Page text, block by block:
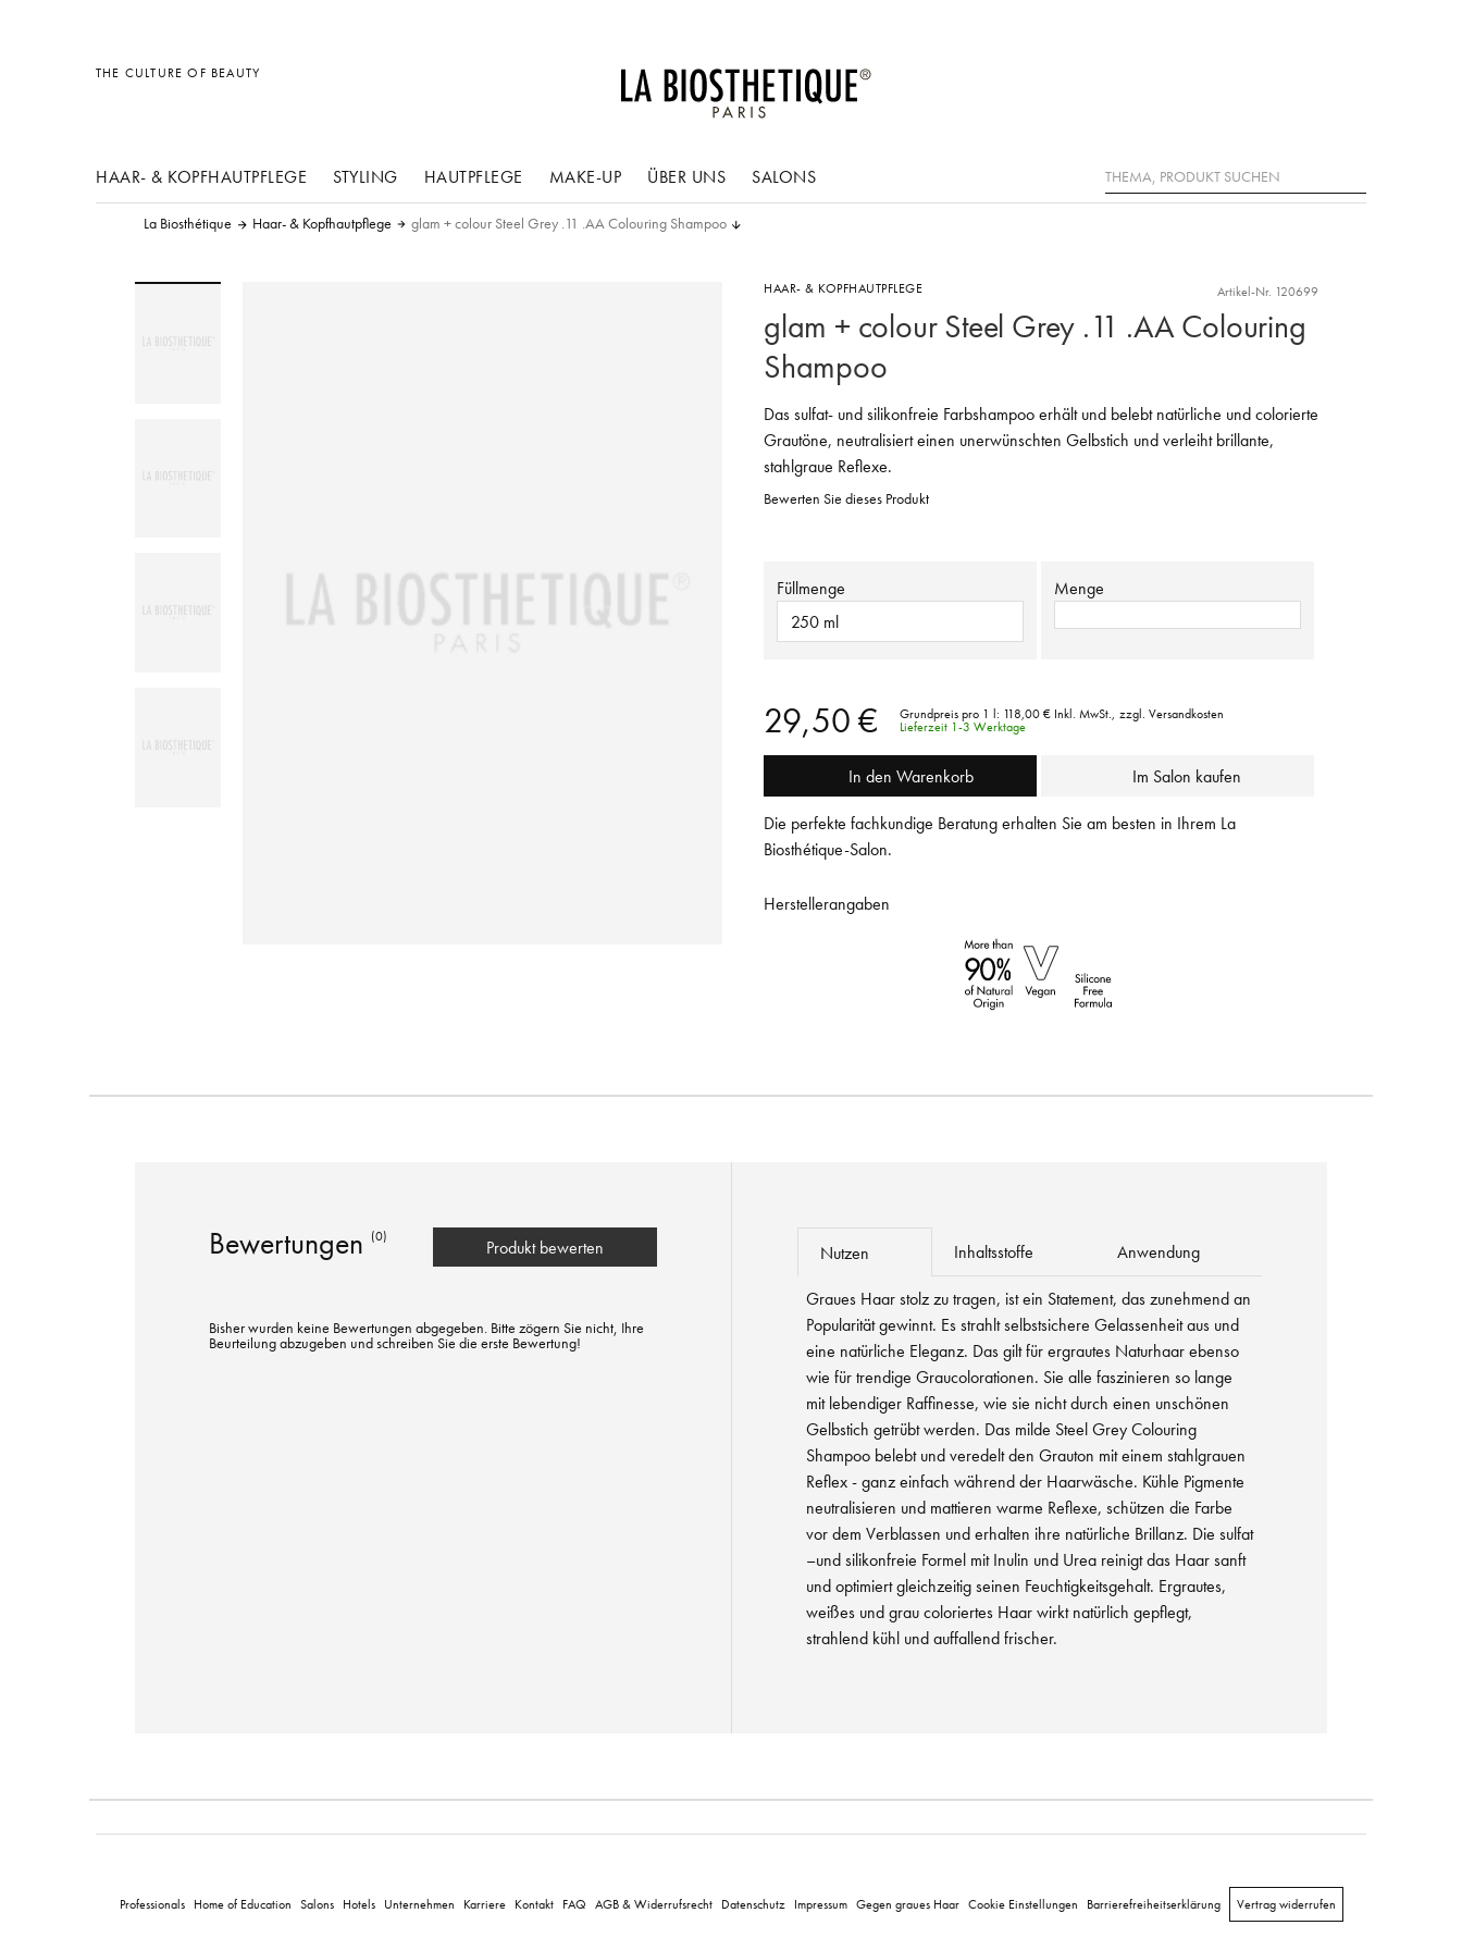
THE CULTURE OF BEAUTY
HAAR- & KOPFHAUTPFLEGE STYLING
Sonstiges
HAUTPFLEGE MAKE-UP ÜBER UNS SALONS Suche
La Biosthétique Haar- & Kopfhautpflege glam + colour Steel Grey .11 .AA Colouring Shampoo
HAAR- & KOPFHAUTPFLEGE Artikel-Nr. 120699
glam + colour Steel Grey .11 .AA Colouring
Shampoo
Das sulfat- und silikonfreie Farbshampoo erhält und belebt natürliche und colorierte
Grautöne, neutralisiert einen unerwünschten Gelbstich und verleiht brillante,
stahlgraue Reflexe.
Bewerten Sie dieses Produkt
Füllmenge
250 ml
Menge
29,50 € Grundpreis pro 1 l: 118,00 € Inkl. MwSt., zzgl. Versandkosten
Lieferzeit 1-3 Werktage
In den Warenkorb Im Salon kaufen
Die perfekte fachkundige Beratung erhalten Sie am besten in Ihrem La
Biosthétique-Salon.
Herstellerangaben
Bewertungen (0)
Produkt bewerten
Bisher wurden keine Bewertungen abgegeben. Bitte zögern Sie nicht, Ihre
Beurteilung abzugeben und schreiben Sie die erste Bewertung!
Nutzen Inhaltsstoffe Anwendung
Graues Haar stolz zu tragen, ist ein Statement, das zunehmend an
Popularität gewinnt. Es strahlt selbstsichere Gelassenheit aus und
eine natürliche Eleganz. Das gilt für ergrautes Naturhaar ebenso
wie für trendige Graucolorationen. Sie alle faszinieren so lange
mit lebendiger Raffinesse, wie sie nicht durch einen unschönen
Gelbstich getrübt werden. Das milde Steel Grey Colouring
Shampoo belebt und veredelt den Grauton mit einem stahlgrauen
Reflex - ganz einfach während der Haarwäsche. Kühle Pigmente
neutralisieren und mattieren warme Reflexe, schützen die Farbe
vor dem Verblassen und erhalten ihre natürliche Brillanz. Die sulfat
–und silikonfreie Formel mit Inulin und Urea reinigt das Haar sanft
und optimiert gleichzeitig seinen Feuchtigkeitsgehalt. Ergrautes,
weißes und grau coloriertes Haar wirkt natürlich gepflegt,
strahlend kühl und auffallend frischer.
Professionals Home of Education Salons Hotels Unternehmen Karriere Kontakt FAQ AGB & Widerrufsrecht Datenschutz Impressum Gegen graues Haar Cookie Einstellungen Barrierefreiheitserklärung Vertrag widerrufen